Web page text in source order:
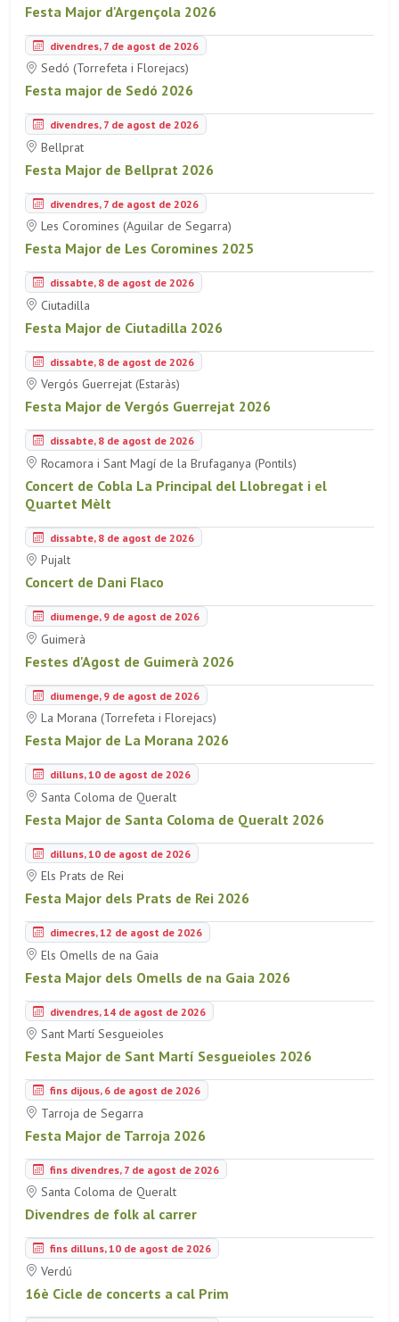
Festa Major d'Argençola 2026
divendres, 7 de agost de 2026
Sedó (Torrefeta i Florejacs)
Festa major de Sedó 2026
divendres, 7 de agost de 2026
Bellprat
Festa Major de Bellprat 2026
divendres, 7 de agost de 2026
Les Coromines (Aguilar de Segarra)
Festa Major de Les Coromines 2025
dissabte, 8 de agost de 2026
Ciutadilla
Festa Major de Ciutadilla 2026
dissabte, 8 de agost de 2026
Vergós Guerrejat (Estaràs)
Festa Major de Vergós Guerrejat 2026
dissabte, 8 de agost de 2026
Rocamora i Sant Magí de la Brufaganya (Pontils)
Concert de Cobla La Principal del Llobregat i el
Quartet Mèlt
dissabte, 8 de agost de 2026
Pujalt
Concert de Dani Flaco
diumenge, 9 de agost de 2026
Guimerà
Festes d'Agost de Guimerà 2026
diumenge, 9 de agost de 2026
La Morana (Torrefeta i Florejacs)
Festa Major de La Morana 2026
dilluns, 10 de agost de 2026
Santa Coloma de Queralt
Festa Major de Santa Coloma de Queralt 2026
dilluns, 10 de agost de 2026
Els Prats de Rei
Festa Major dels Prats de Rei 2026
dimecres, 12 de agost de 2026
Els Omells de na Gaia
Festa Major dels Omells de na Gaia 2026
divendres, 14 de agost de 2026
Sant Martí Sesgueioles
Festa Major de Sant Martí Sesgueioles 2026
fins dijous, 6 de agost de 2026
Tarroja de Segarra
Festa Major de Tarroja 2026
fins divendres, 7 de agost de 2026
Santa Coloma de Queralt
Divendres de folk al carrer
fins dilluns, 10 de agost de 2026
Verdú
16è Cicle de concerts a cal Prim